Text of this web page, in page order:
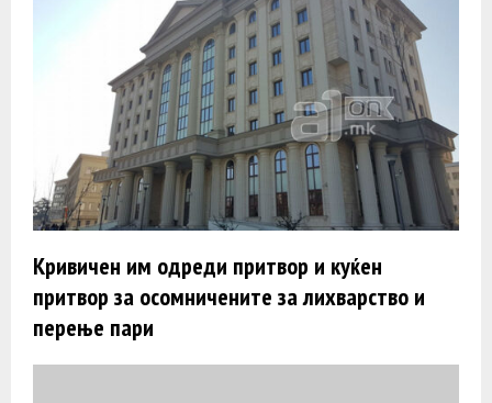
Кривичен им одреди притвор и куќен
притвор за осомничените за лихварство и
перење пари